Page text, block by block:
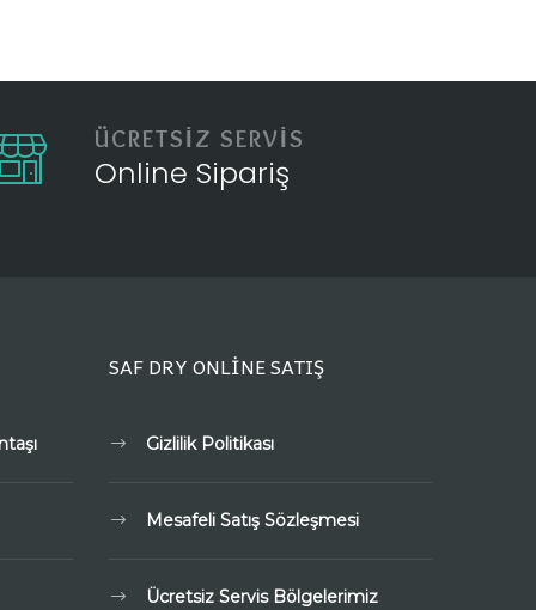
ÜCRETSİZ SERVİS
Online Sipariş
SAF DRY ONLİNE SATIŞ
Gizlilik Politikası
Mesafeli Satış Sözleşmesi
Ücretsiz Servis Bölgelerimiz